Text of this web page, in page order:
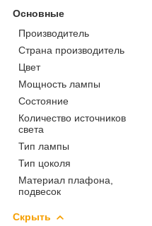
Основные
Производитель
Страна производитель
Цвет
Мощность лампы
Состояние
Количество источников
света
Тип лампы
Тип цоколя
Материал плафона,
подвесок
Скрыть